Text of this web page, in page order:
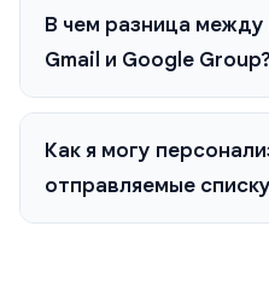
В чем разница
Gmail и Google Group?
Как я могу
отправляемые